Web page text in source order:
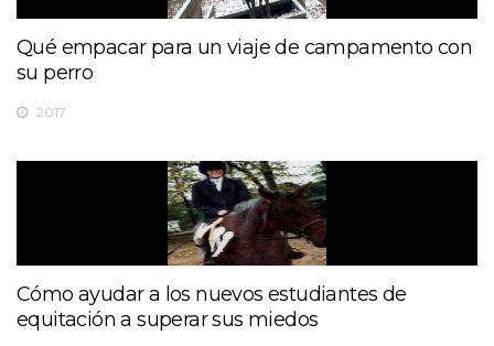
Qué empacar para un viaje de campamento con
su perro
2017
Cómo ayudar a los nuevos estudiantes de
equitación a superar sus miedos